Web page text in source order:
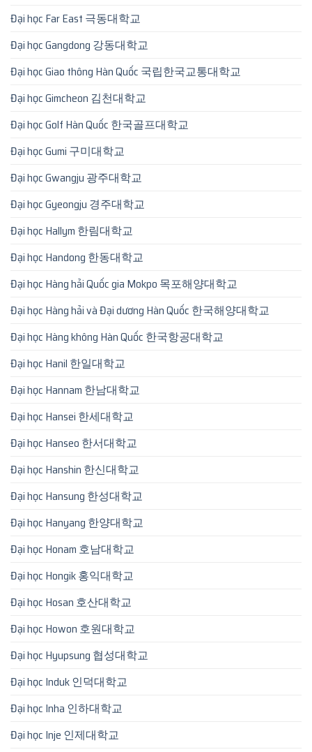
Đại học Far East 극동대학교
Đại học Gangdong 강동대학교
Đại học Giao thông Hàn Quốc 국립한국교통대학교
Đại học Gimcheon 김천대학교
Đại học Golf Hàn Quốc 한국골프대학교
Đại học Gumi 구미대학교
Đại học Gwangju 광주대학교
Đại học Gyeongju 경주대학교
Đại học Hallym 한림대학교
Đại học Handong 한동대학교
Đại học Hàng hải Quốc gia Mokpo 목포해양대학교
Đại học Hàng hải và Đại dương Hàn Quốc 한국해양대학교
Đại học Hàng không Hàn Quốc 한국항공대학교
Đại học Hanil 한일대학교
Đại học Hannam 한남대학교
Đại học Hansei 한세대학교
Đại học Hanseo 한서대학교
Đại học Hanshin 한신대학교
Đại học Hansung 한성대학교
Đại học Hanyang 한양대학교
Đại học Honam 호남대학교
Đại học Hongik 홍익대학교
Đại học Hosan 호산대학교
Đại học Howon 호원대학교
Đại học Hyupsung 협성대학교
Đại học Induk 인덕대학교
Đại học Inha 인하대학교
Đại học Inje 인제대학교